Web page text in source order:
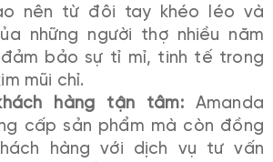
nên từ đôi tay khéo léo và
những người thợ nhiều năm
đảm bảo sự tỉ mỉ, tinh tế trong
mũi chỉ.
hàng tận tâm:Amanda
cấp sản phẩm mà còn đồng
hàng với dịch vụ tư vấn